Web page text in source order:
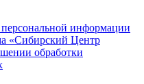
информации
«Сибирский Центр
обработки